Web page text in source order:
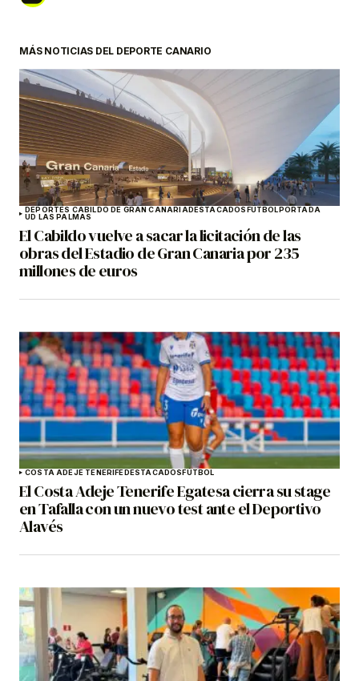
MÁS NOTICIAS DEL DEPORTE CANARIO
DEPORTES CABILDO DE GRAN CANARIADESTACADOSFÚTBOLPORTADA
UD LAS PALMAS
El Cabildo vuelve a sacar la licitación de las
obras del Estadio de Gran Canaria por 235
millones de euros
COSTA ADEJE TENERIFEDESTACADOSFÚTBOL
El Costa Adeje Tenerife Egatesa cierra su stage
en Tafalla con un nuevo test ante el Deportivo
Alavés